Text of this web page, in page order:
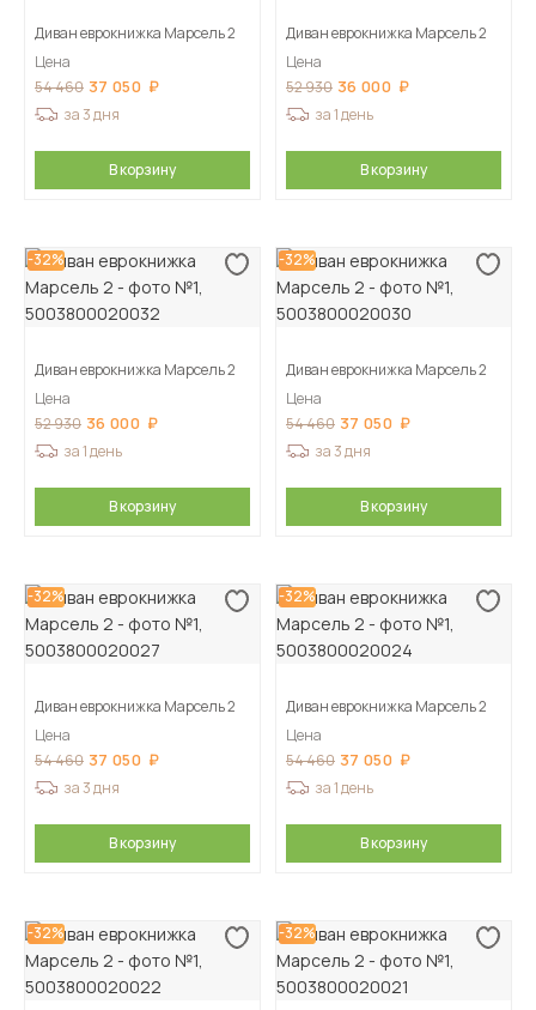
Диван еврокнижка Марсель 2
Цена
54 460 37 050
за 3 дня
В корзину
Диван еврокнижка Марсель 2
Цена
52 930 36 000
за 1 день
В корзину
-32%
Диван еврокнижка Марсель 2
Цена
52 930 36 000
за 1 день
В корзину
-32%
Диван еврокнижка Марсель 2
Цена
54 460 37 050
за 3 дня
В корзину
-32%
Диван еврокнижка Марсель 2
Цена
54 460 37 050
за 3 дня
В корзину
-32%
Диван еврокнижка Марсель 2
Цена
54 460 37 050
за 1 день
В корзину
-32% -32%